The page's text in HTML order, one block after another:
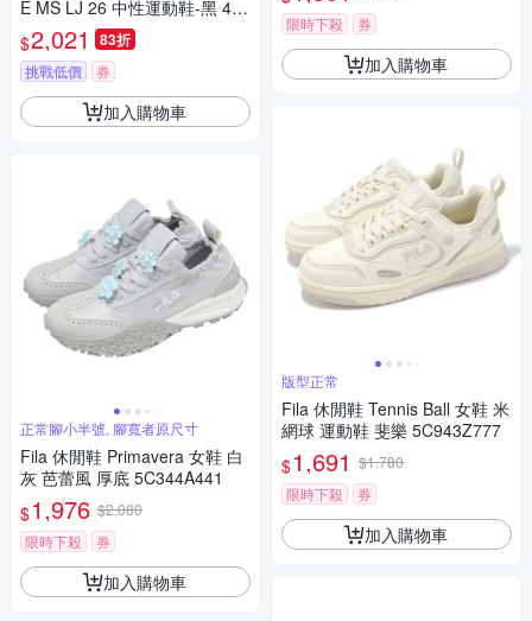
E MS LJ 26 中性運動鞋-黑 4-C
119A-001
$2,021 83折
挑戰低價 券
加入購物車
正常腳小半號, 腳寬者原尺寸
Fila 休閒鞋 Primavera 女鞋 白
灰 芭蕾風 厚底 5C344A441
$1,976 $2,080
限時下殺
券
加入購物車
限時下殺
券
加入購物車
版型正常
Fila 休閒鞋 Tennis Ball 女鞋 米
網球 運動鞋 斐樂 5C943Z777
$1,691 $1,780
限時下殺
券
加入購物車